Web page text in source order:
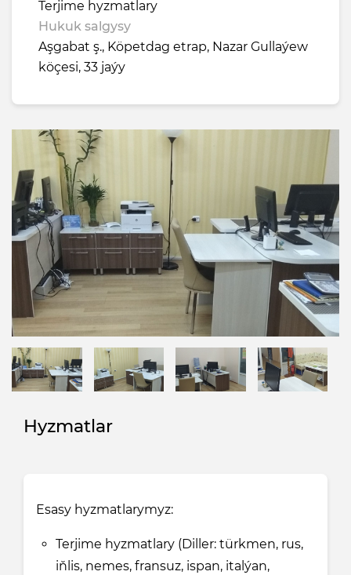
Terjime hyzmatlary
Hukuk salgysy
Aşgabat ş., Köpetdag etrap, Nazar Gullaýew
köçesi, 33 jaýy
Hyzmatlar
Esasy hyzmatlarymyz:
Terjime hyzmatlary (Diller: türkmen, rus,
iňlis, nemes, fransuz, ispan, italýan,